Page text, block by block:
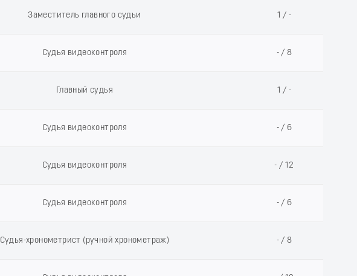
Заместитель главного судьи 1 / -
Судья видеоконтроля - / 8
Главный судья 1 / -
Судья видеоконтроля - / 6
Судья видеоконтроля - / 12
Судья видеоконтроля - / 6
Судья-хронометрист (ручной хронометраж) - / 8